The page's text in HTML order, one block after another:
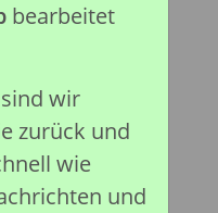
bearbeitet
wir
zurück und
wie
und